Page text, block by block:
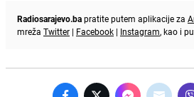
Radiosarajevo.bapratite putem aplikacije za
mreža Twitter | Facebook | Instagram, kao i